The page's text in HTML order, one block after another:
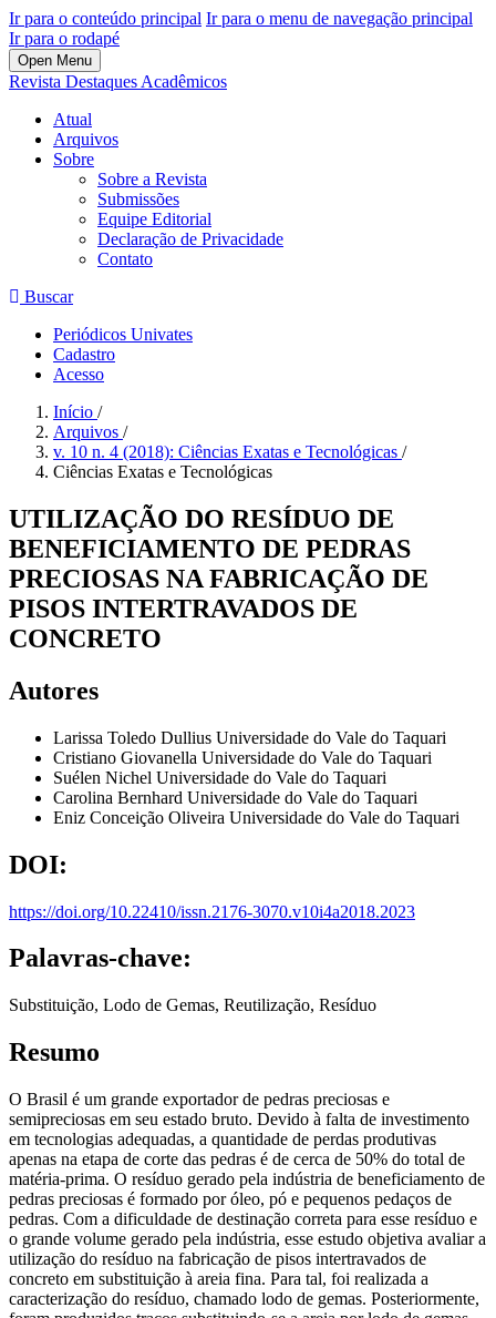
Ir para o conteúdo principal Ir para o menu de navegação principal
Ir para o rodapé
Open Menu
Revista Destaques Acadêmicos
Atual
Arquivos
Sobre
Sobre a Revista
Submissões
Equipe Editorial
Declaração de Privacidade
Contato
Buscar
Periódicos Univates
Cadastro
Acesso
Início /
Arquivos /
v. 10 n. 4 (2018): Ciências Exatas e Tecnológicas /
Ciências Exatas e Tecnológicas
UTILIZAÇÃO DO RESÍDUO DE
BENEFICIAMENTO DE PEDRAS
PRECIOSAS NA FABRICAÇÃO DE
PISOS INTERTRAVADOS DE
CONCRETO
Autores
Larissa Toledo Dullius Universidade do Vale do Taquari
Cristiano Giovanella Universidade do Vale do Taquari
Suélen Nichel Universidade do Vale do Taquari
Carolina Bernhard Universidade do Vale do Taquari
Eniz Conceição Oliveira Universidade do Vale do Taquari
DOI:
https://doi.org/10.22410/issn.2176-3070.v10i4a2018.2023
Palavras-chave:
Substituição, Lodo de Gemas, Reutilização, Resíduo
Resumo
O Brasil é um grande exportador de pedras preciosas e
semipreciosas em seu estado bruto. Devido à falta de investimento
em tecnologias adequadas, a quantidade de perdas produtivas
apenas na etapa de corte das pedras é de cerca de 50% do total de
matéria-prima. O resíduo gerado pela indústria de beneficiamento de
pedras preciosas é formado por óleo, pó e pequenos pedaços de
pedras. Com a dificuldade de destinação correta para esse resíduo e
o grande volume gerado pela indústria, esse estudo objetiva avaliar a
utilização do resíduo na fabricação de pisos intertravados de
concreto em substituição à areia fina. Para tal, foi realizada a
caracterização do resíduo, chamado lodo de gemas. Posteriormente,